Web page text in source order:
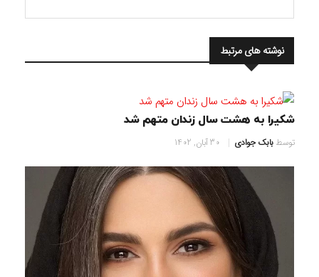
نوشته های مرتبط
شکیرا به هشت سال زندان متهم شد
توسطبابک جوادی 30 آبان, 1402